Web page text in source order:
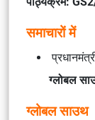
समाचारों में
ग्लोबल
ग्लोबल साउथ